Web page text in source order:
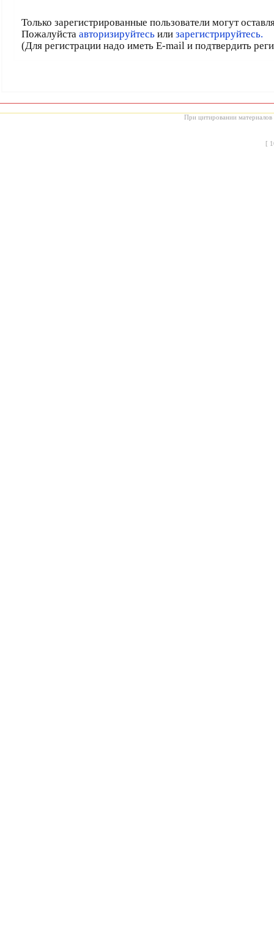
Только зарегистрированные пользователи могут
Пожалуйста авторизируйтесьили зарегистрируйтесь.
(Для регистрации надо иметь E-mail и подтвердить
При цитировании материалов
[